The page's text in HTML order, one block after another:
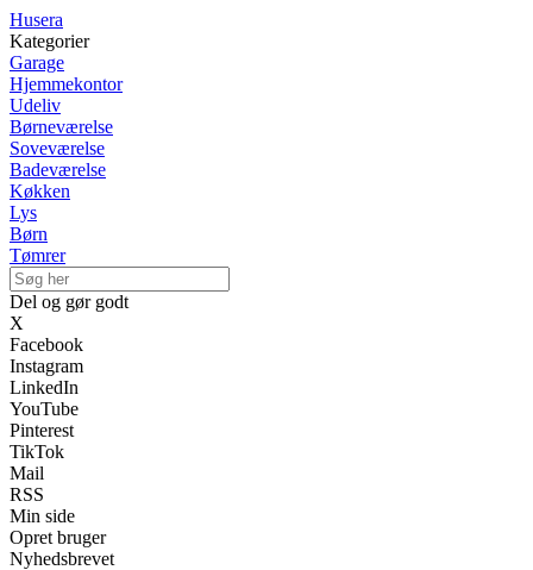
Husera
Kategorier
Garage
Hjemmekontor
Udeliv
Børneværelse
Soveværelse
Badeværelse
Køkken
Lys
Børn
Tømrer
Del og gør godt
X
Facebook
Instagram
LinkedIn
YouTube
Pinterest
TikTok
Mail
RSS
Min side
Opret bruger
Nyhedsbrevet